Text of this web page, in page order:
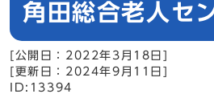
角田総合老人セ
[公開日：2022年3月18日]
[更新日：2024年9月11日]
ID:13394